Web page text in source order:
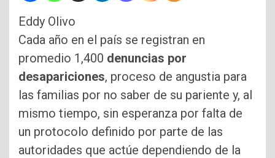
Eddy Olivo
Cada año en el país se registran en
promedio 1,400 denuncias por
desapariciones, proceso de angustia para
las familias por no saber de su pariente y, al
mismo tiempo, sin esperanza por falta de
un protocolo definido por parte de las
autoridades que actúe dependiendo de la